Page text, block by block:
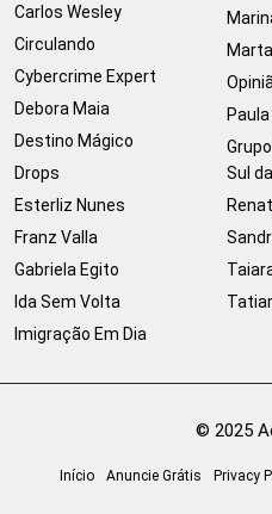
Carlos Wesley
Circulando
Cybercrime Expert
Debora Maia
Destino Mágico
Drops
Esterliz Nunes
Franz Valla
Gabriela Egito
Ida Sem Volta
Imigração Em Dia
Sul
© 2025
Início Anuncie Grátis Privacy